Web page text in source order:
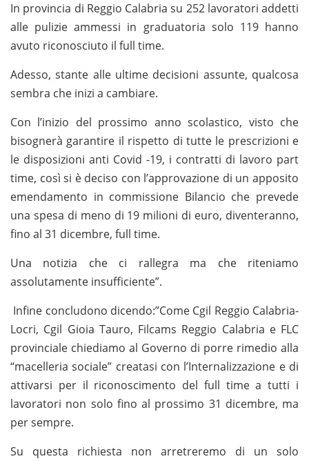
In provincia di Reggio Calabria su 252 lavoratori addetti
alle pulizie ammessi in graduatoria solo 119 hanno
avuto riconosciuto il full time.
Adesso, stante alle ultime decisioni assunte, qualcosa
sembra che inizi a cambiare.
Con l’inizio del prossimo anno scolastico, visto che
bisognerà garantire il rispetto di tutte le prescrizioni e
le disposizioni anti Covid -19, i contratti di lavoro part
time, così si è deciso con l’approvazione di un apposito
emendamento in commissione Bilancio che prevede
una spesa di meno di 19 milioni di euro, diventeranno,
fino al 31 dicembre, full time.
Una notizia che ci rallegra ma che riteniamo
assolutamente insufficiente”.
Infine concludono dicendo:”Come Cgil Reggio Calabria-
Locri, Cgil Gioia Tauro, Filcams Reggio Calabria e FLC
provinciale chiediamo al Governo di porre rimedio alla
“macelleria sociale” creatasi con l’Internalizzazione e di
attivarsi per il riconoscimento del full time a tutti i
lavoratori non solo fino al prossimo 31 dicembre, ma
per sempre.
Su questa richiesta non arretreremo di un solo